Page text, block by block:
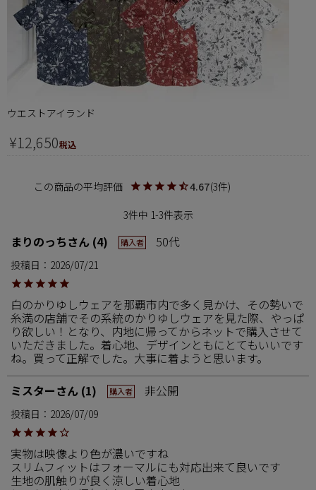
ウエストアイランド
¥12,650税込
4.67 3
3件中 1-3件表示
まりのっち 4 購入者 50代
投稿日 2026/07/21
白のかりゆしウェアを那覇市内で多く見かけ、その勢いで
糸満の店舗でその系統のかりゆしウェアを見た際、やっぱ
り欲しい！となり、内地に帰ってからネットで購入させて
いただきました。着心地、デザインともにとてもいいです
ね。買って正解でした。大事に着ようと思います。
ミスター
1 購入者 非公開
投稿日 2026/07/09
実物は映像より色が濃いですね
スリムフィットはフォーマルにも対応出来て良いです
生地の肌触りが良く涼しい着心地